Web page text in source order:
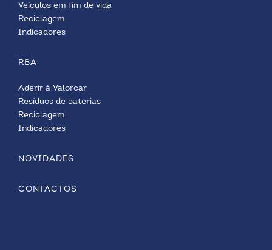
Veículos em fim de vida
Reciclagem
Indicadores
RBA
Aderir à Valorcar
Resíduos de baterias
Reciclagem
Indicadores
NOVIDADES
CONTACTOS